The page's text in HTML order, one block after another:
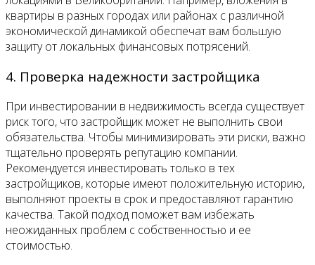
квартиры в разных городах или районах с различной
экономической динамикой обеспечат вам большую
защиту от локальных финансовых потрясений.
4. Проверка надежности застройщика
При инвестировании в недвижимость всегда существует
риск того, что застройщик может не выполнить свои
обязательства. Чтобы минимизировать эти риски, важно
тщательно проверять репутацию компании.
Рекомендуется инвестировать только в тех
застройщиков, которые имеют положительную историю,
выполняют проекты в срок и предоставляют гарантию
качества. Такой подход поможет вам избежать
неожиданных проблем с собственностью и ее
стоимостью.